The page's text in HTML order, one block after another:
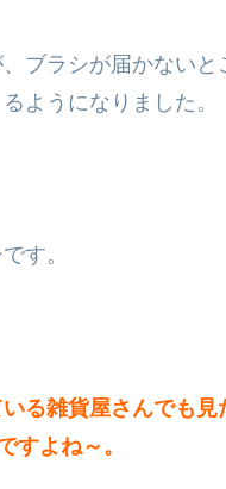
ブラシが届かないと
ようになりました。
す。
る雑貨屋さんでも見
すよね～。